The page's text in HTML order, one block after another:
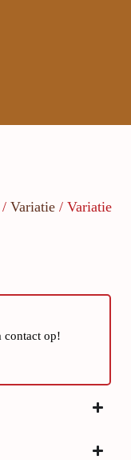
/ Variatie / Variatie
contact op!